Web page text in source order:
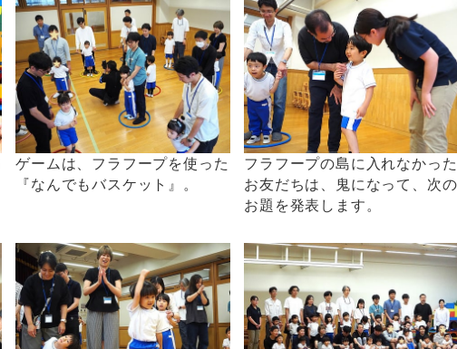
ゲームは、フラフープを使った
『なんでもバスケット』。
フラフープの島に入れなかった
お友だちは、鬼になって、次の
お題を発表します。